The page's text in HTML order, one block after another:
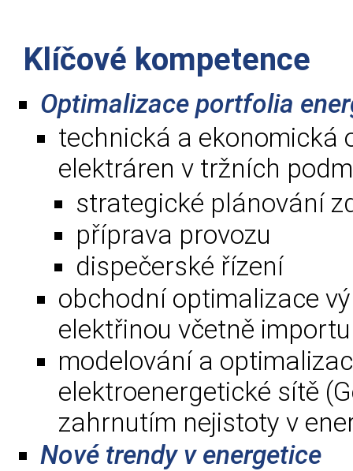
Klíčové kompetence
Optimalizace portfolia
technická a ekonomická
elektráren v tržních
strategické plánování
příprava provozu
dispečerské řízení
obchodní optimalizace
elektřinou včetně
modelování a
elektroenergetické sítě
zahrnutím nejistoty v
Nové trendy v energetice